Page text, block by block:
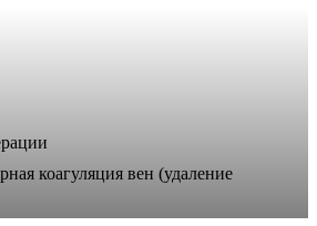
коагуляция вен (удаление